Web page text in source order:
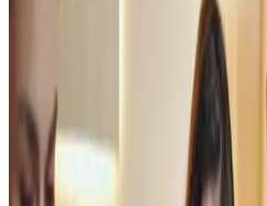
Conhecido o conceito, nada melhor
vantagens de implementá-lo na
Redução significativa de
Ao compartilhar recursos como
softwares e serviços de logística,
autônomos reduzem seus gastos
outras áreas estratégicas do